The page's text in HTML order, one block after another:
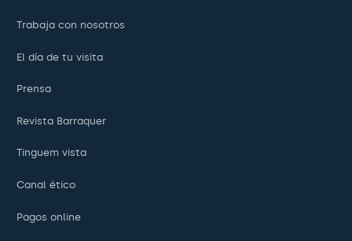
Trabaja con nosotros
El día de tu visita
Prensa
Revista Barraquer
Tinguem vista
Canal ético
Pagos online